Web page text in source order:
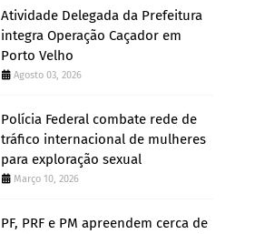
Atividade Delegada da Prefeitura
integra Operação Caçador em
Porto Velho
Agosto 03, 2026
Polícia Federal combate rede de
tráfico internacional de mulheres
para exploração sexual
Março 10, 2026
PF, PRF e PM apreendem cerca de